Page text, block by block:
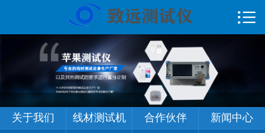
 首页
关于我们
线材测试机
企业风采

关于我们 线材测试机 合作伙伴
新闻中心